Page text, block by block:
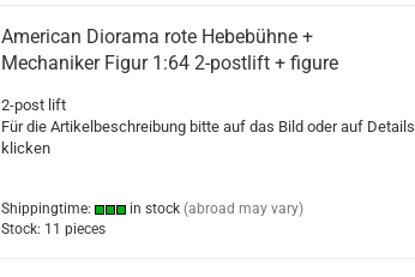
American Diorama rote Hebebühne +
Mechaniker Figur 1:64 2-postlift + figure
2-post lift
Für die Artikelbeschreibung bitte auf das Bild oder auf Details
klicken
Shippingtime: in stock (abroad may vary)
Stock: 11 pieces